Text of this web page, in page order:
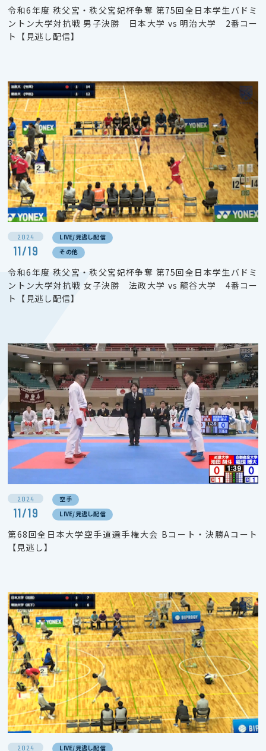
令和6年度 秩父宮・秩父宮妃杯争奪 第75回全日本学生バドミ
ントン大学対抗戦 男子決勝 日本大学 vs 明治大学 2番コー
ト【見逃し配信】
2024
11/19
LIVE/見逃し配信
その他
令和6年度 秩父宮・秩父宮妃杯争奪 第75回全日本学生バドミ
ントン大学対抗戦 女子決勝 法政大学 vs 龍谷大学 4番コー
ト【見逃し配信】
2024
11/19
空手
LIVE/見逃し配信
第68回全日本大学空手道選手権大会 Bコート・決勝Aコート
【見逃し】
2024
LIVE/見逃し配信